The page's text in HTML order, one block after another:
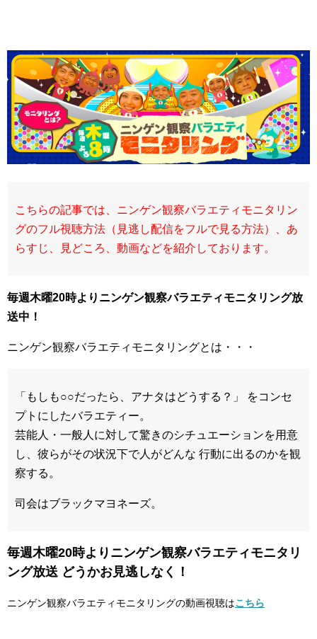
こちらの記事では、ニンゲン観察バラエティモニタリン
グのフル視聴方法（見逃し配信をフルで見る方法）、あ
らすじ、見どころ、動画などを紹介しております。
毎週木曜20時よりニンゲン観察バラエティモニタリング放
送中！
ニンゲン観察バラエティモニタリングとは・・・
「もしも○○だったら、アナタはどうする？」 をコンセ
プトにしたバラエティー。
芸能人・一般人に対して驚きのシチュエーションを用意
し、彼らがその状況下で人がどんな 行動に出るのかを観
察する。
司会はブラックマヨネーズ。
毎週木曜20時よりニンゲン観察バラエティモニタリ
ング放送 どうかお見逃しなく！
ニンゲン観察バラエティモニタリングの動画視聴はこちら